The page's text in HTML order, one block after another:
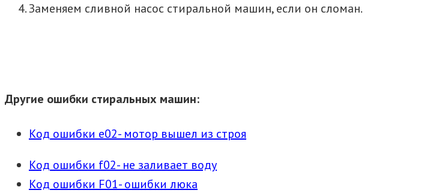
Заменяем сливной насос стиральной машин, если он сломан.
Другие ошибки стиральных машин:
Код ошибки e02- мотор вышел из строя
Код ошибки f02- не заливает воду
Код ошибки F01- ошибки люка